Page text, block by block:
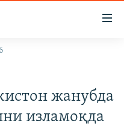
жанубда
изламоқда